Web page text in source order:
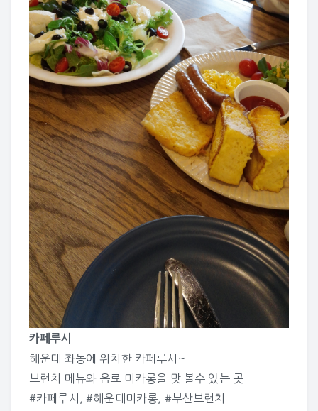
카페루시
해운대 좌동에 위치한 카페루시~
브런치 메뉴와 음료 마카롱을 맛 볼수 있는 곳
#카페루시
#해운대마카롱
#부산브런치